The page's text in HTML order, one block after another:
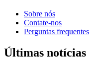
Sobre nós
Contate-nos
Perguntas frequentes
Últimas notícias